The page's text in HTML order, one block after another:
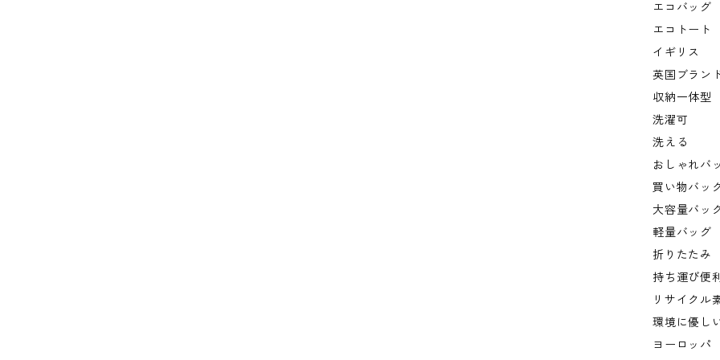
エコバッグ
エコトート
イギリス
英国ブラン
収納一体型
洗濯可
洗える
おしゃれバ
買い物バッ
大容量バッ
軽量バッグ
折りたたみ
持ち運び便
リサイクル
環境に優し
ヨーロッパ